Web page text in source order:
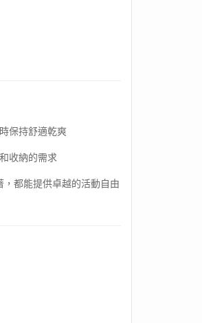
保持舒適乾爽
收納的需求
都能提供卓越的活動自由